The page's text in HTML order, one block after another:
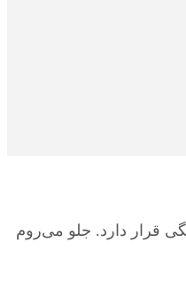
قرار دارد. جلو می‌روم